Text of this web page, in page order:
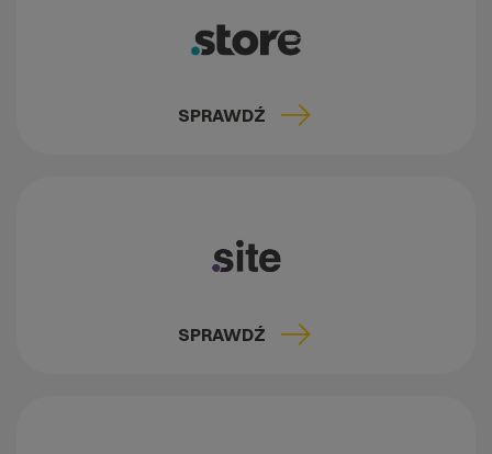
SPRAWDŹ
SPRAWDŹ